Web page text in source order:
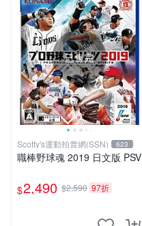
已售完
Scotty's運動拍賣網(SSN) 623
職棒野球魂 2019 日文版 PSV
$2,490 $2,590 97折